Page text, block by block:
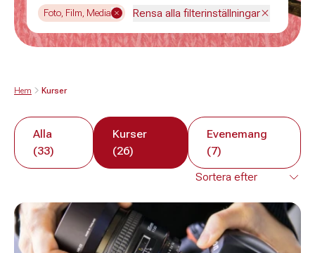
Foto, Film, Media Rensa alla filterinställningar
Hem Kurser
Alla
(33)
Kurser
(26)
Evenemang
(7)